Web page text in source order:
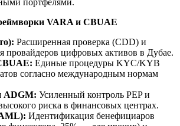
портфелями.
VARA и CBUAE
Расширенная проверка (CDD) и
провайдеров цифровых активов в Дубае.
Единые процедуры KYC/KYB
согласно международным нормам
ADGM: Усиленный контроль PEP и
риска в финансовых центрах.
Идентификация бенефициаров